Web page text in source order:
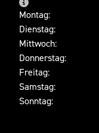
Montag:
Dienstag:
Mittwoch:
Donnerstag:
Freitag:
Samstag:
Sonntag: